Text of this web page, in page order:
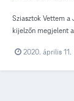
Sziasztok Vettem
kijelzőn megjelent
rendszert rátenni?
2020. április 11.